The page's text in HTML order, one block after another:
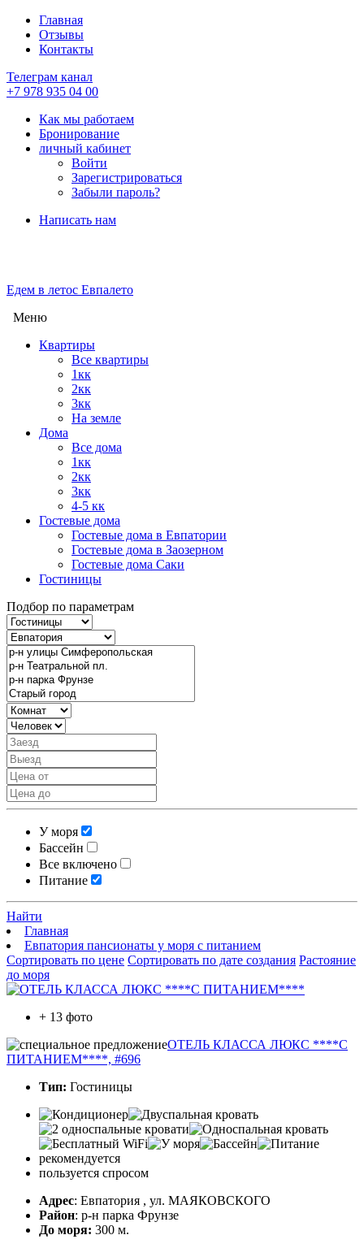
Главная
Отзывы
Контакты
Телеграм канал
+7 978 935 04 00
Как мы работаем
Бронирование
личный кабинет
Войти
Зарегистрироваться
Забыли пароль?
Написать нам
Едем в летос Евпалето
Меню
Квартиры
Все квартиры
1кк
2кк
3кк
На земле
Дома
Все дома
1кк
2кк
3кк
4-5 кк
Гостевые дома
Гостевые дома в Евпатории
Гостевые дома в Заозерном
Гостевые дома Саки
Гостиницы
Подбор по параметрам
У моря
Бассейн
Все включено
Питание
Найти
Главная
Евпатория пансионаты у моря с питанием
Сортировать по цене Сортировать по дате создания Растояние
до моря
+ 13 фото
ОТЕЛЬ КЛАССА ЛЮКС ****С
ПИТАНИЕМ****, #696
Тип: Гостиницы
рекомендуется
пользуется спросом
Адрес: Евпатория , ул. МАЯКОВСКОГО
Район: р-н парка Фрунзе
До моря: 300 м.